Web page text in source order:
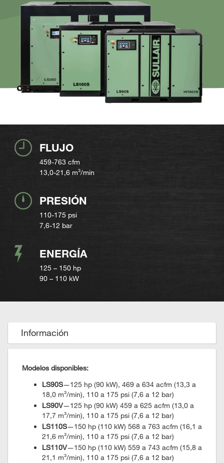
FLUJO
459-763 cfm
13,0-21,6 m³/min
PRESIÓN
110-175 psi
7,6-12 bar
ENERGÍA
125 – 150 hp
90 – 110 kW
Información
Modelos disponibles:
LS90S—125 hp (90 kW), 469 a 634 acfm (13,3 a
18,0 m³/min), 110 a 175 psi (7,6 a 12 bar)
LS90V—125 hp (90 kW) 459 a 625 acfm (13,0 a
17,7 m³/min), 110 a 175 psi (7,6 a 12 bar)
LS110S—150 hp (110 kW) 568 a 763 acfm (16,1 a
21,6 m³/min), 110 a 175 psi (7,6 a 12 bar)
LS110V—150 hp (110 kW) 559 a 743 acfm (15,8 a
21,1 m³/min), 110 a 175 psi (7,6 a 12 bar)